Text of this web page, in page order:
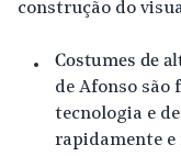
construção do
Costumes de
de Afonso são
tecnologia e
rapidamente e